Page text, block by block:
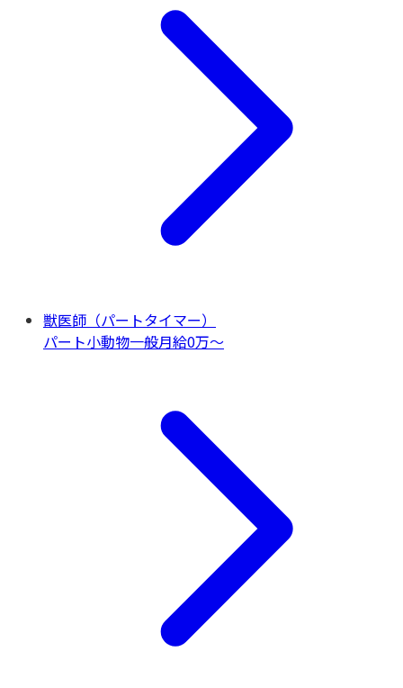
獣医師（パートタイマー）
パート小動物一般月給0万〜